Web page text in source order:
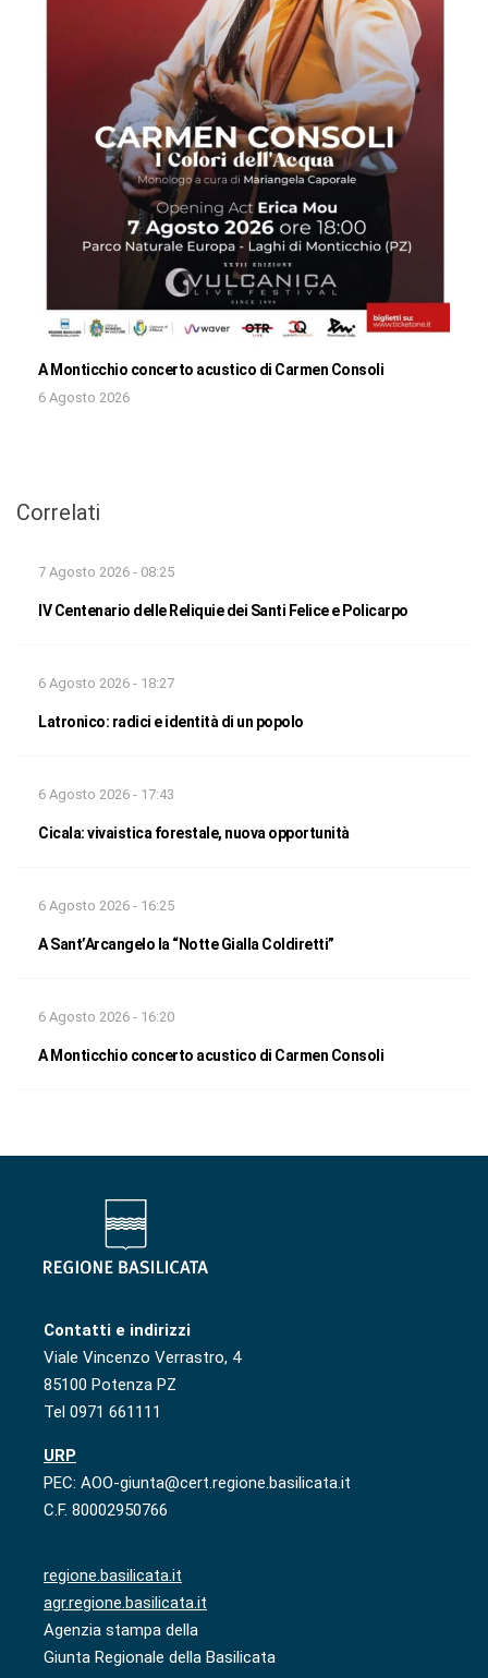
A Monticchio concerto acustico di Carmen Consoli
6 Agosto 2026
Correlati
7 Agosto 2026 - 08:25
IV Centenario delle Reliquie dei Santi Felice e Policarpo
6 Agosto 2026 - 18:27
Latronico: radici e identità di un popolo
6 Agosto 2026 - 17:43
Cicala: vivaistica forestale, nuova opportunità
6 Agosto 2026 - 16:25
A Sant’Arcangelo la “Notte Gialla Coldiretti”
6 Agosto 2026 - 16:20
A Monticchio concerto acustico di Carmen Consoli
Contatti e indirizzi
Viale Vincenzo Verrastro, 4
85100 Potenza PZ
Tel 0971 661111
URP
PEC: AOO-giunta@cert.regione.basilicata.it
C.F. 80002950766
regione.basilicata.it
agr.regione.basilicata.it
Agenzia stampa della
Giunta Regionale della Basilicata